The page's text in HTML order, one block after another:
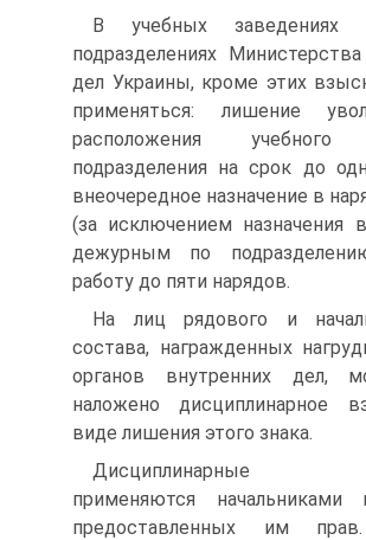
В учебных заведениях
подразделениях
дел Украины, кроме этих
применяться: лишение
расположения учебного
подразделения на срок до
внеочередное назначение в
(за исключением назначения
дежурным по
работу до пяти нарядов.
На лиц рядового и
состава, награжденных
органов внутренних дел,
наложено дисциплинарное
виде лишения этого знака.
Дисциплинарные
применяются начальниками
предоставленных им